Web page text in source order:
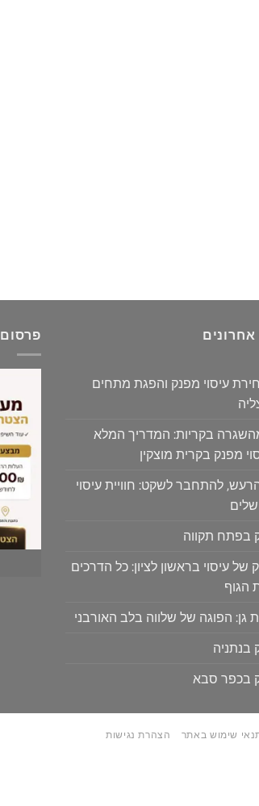
עיסוי מפנק והפגת מתחים
בקריות: המדריך המלא
מפנק בקרית מוצקין
להתחבר לשקט: חוויית עיסוי
בפתח תקווה
של עיסוי בראשון לציון: כל הדרכים
הגוף
גן: הפוגה של שלווה בלב האורבני
בנתניה
בכפר סבא
פרסום
שימוש באתר הצהרת נגישות